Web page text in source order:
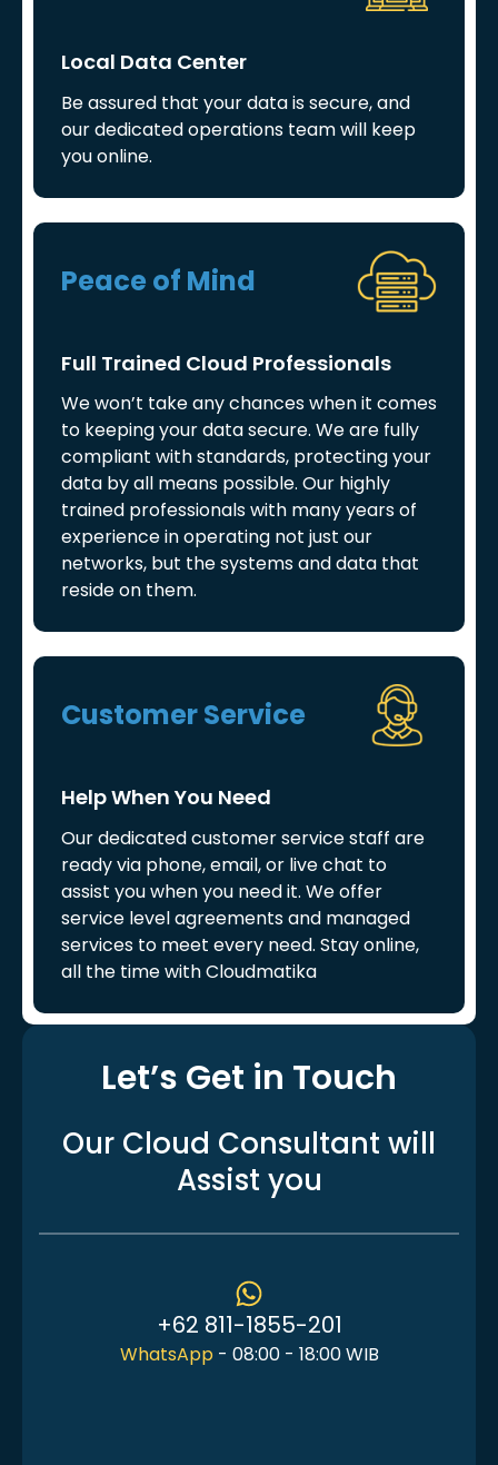
Local Data Center
Be assured that your data is secure, and
our dedicated operations team will keep
you online.
Peace of Mind
Full Trained Cloud Professionals
We won’t take any chances when it comes
to keeping your data secure. We are fully
compliant with standards, protecting your
data by all means possible. Our highly
trained professionals with many years of
experience in operating not just our
networks, but the systems and data that
reside on them.
Customer Service
Help When You Need
Our dedicated customer service staff are
ready via phone, email, or live chat to
assist you when you need it. We offer
service level agreements and managed
services to meet every need. Stay online,
all the time with Cloudmatika
Let’s Get in Touch
Our Cloud Consultant will
Assist you
+62 811-1855-201
WhatsApp - 08:00 - 18:00 WIB